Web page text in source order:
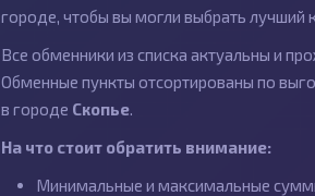
городе, чтобы вы могли выбрать лучший
Все обменники из списка актуальны и
Обменные пункты отсортированы по
в городе Скопье.
На что стоит обратить внимание:
Минимальные и максимальные